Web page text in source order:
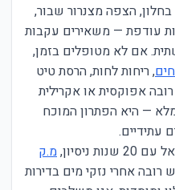
הצפה מצנרור שבור,
עודפת — משאירים עקבות
אם לא מטופלים בזמן,
, ריחות לחות, הרסת טיט
אפוקסית או אקרילית
— היא הפתרון המוכח
עתידיים.
ניסיון,
מ.ק
אחרי נזקי מים בדירות